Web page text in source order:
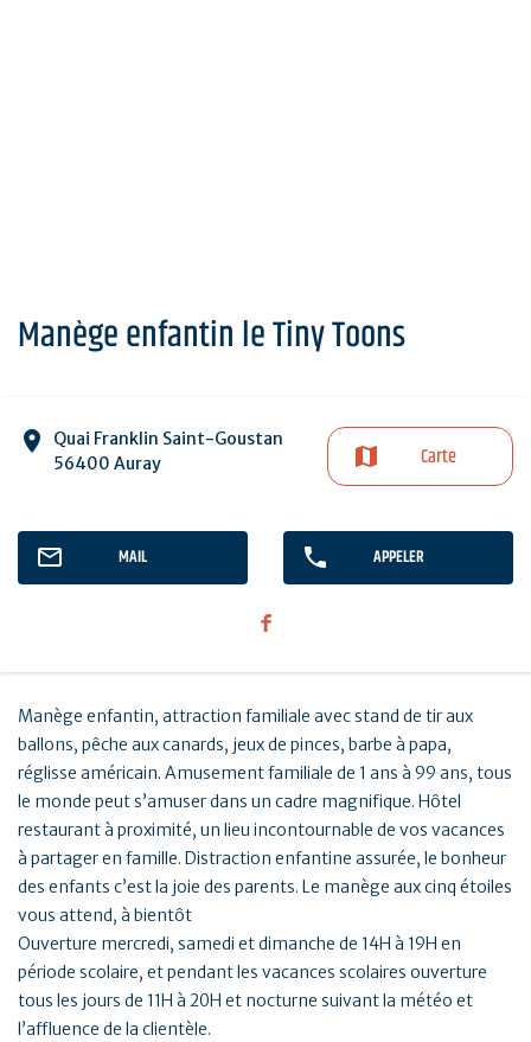
Manège enfantin le Tiny Toons
Quai Franklin Saint-Goustan
56400 Auray
Carte
MAIL APPELER
Manège enfantin, attraction familiale avec stand de tir aux
ballons, pêche aux canards, jeux de pinces, barbe à papa,
réglisse américain. Amusement familiale de 1 ans à 99 ans, tous
le monde peut s’amuser dans un cadre magnifique. Hôtel
restaurant à proximité, un lieu incontournable de vos vacances
à partager en famille. Distraction enfantine assurée, le bonheur
des enfants c’est la joie des parents. Le manège aux cinq étoiles
vous attend, à bientôt
Ouverture mercredi, samedi et dimanche de 14H à 19H en
période scolaire, et pendant les vacances scolaires ouverture
tous les jours de 11H à 20H et nocturne suivant la météo et
l’affluence de la clientèle.